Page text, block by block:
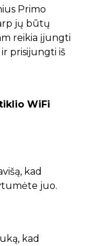
Primo
jų būtų
reikia įjungti
prisijungti iš
WiFi
kad
juo.
kad